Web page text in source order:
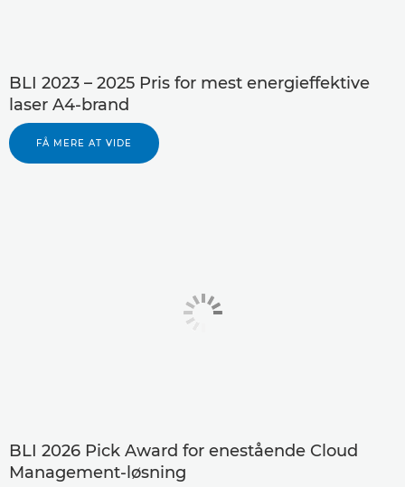
BLI 2023 – 2025 Pris for mest energieffektive
laser A4-brand
FÅ MERE AT VIDE
BLI 2026 Pick Award for enestående Cloud
Management-løsning